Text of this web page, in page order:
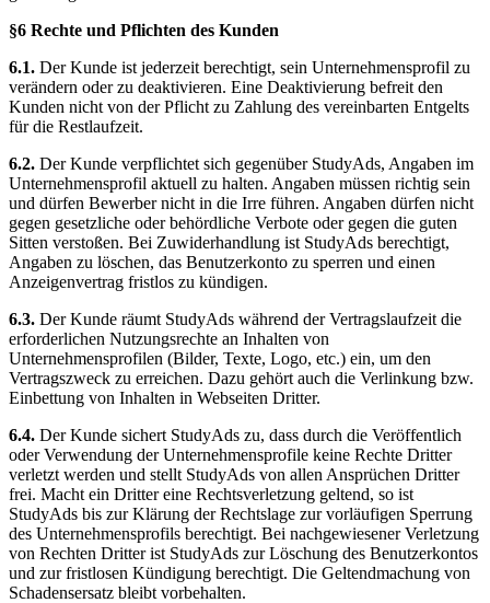
§6 Rechte und Pflichten des Kunden
6.1. Der Kunde ist jederzeit berechtigt, sein Unternehmensprofil zu
verändern oder zu deaktivieren. Eine Deaktivierung befreit den
Kunden nicht von der Pflicht zu Zahlung des vereinbarten Entgelts
für die Restlaufzeit.
6.2. Der Kunde verpflichtet sich gegenüber StudyAds, Angaben im
Unternehmensprofil aktuell zu halten. Angaben müssen richtig sein
und dürfen Bewerber nicht in die Irre führen. Angaben dürfen nicht
gegen gesetzliche oder behördliche Verbote oder gegen die guten
Sitten verstoßen. Bei Zuwiderhandlung ist StudyAds berechtigt,
Angaben zu löschen, das Benutzerkonto zu sperren und einen
Anzeigenvertrag fristlos zu kündigen.
6.3. Der Kunde räumt StudyAds während der Vertragslaufzeit die
erforderlichen Nutzungsrechte an Inhalten von
Unternehmensprofilen (Bilder, Texte, Logo, etc.) ein, um den
Vertragszweck zu erreichen. Dazu gehört auch die Verlinkung bzw.
Einbettung von Inhalten in Webseiten Dritter.
6.4. Der Kunde sichert StudyAds zu, dass durch die Veröffentlich
oder Verwendung der Unternehmensprofile keine Rechte Dritter
verletzt werden und stellt StudyAds von allen Ansprüchen Dritter
frei. Macht ein Dritter eine Rechtsverletzung geltend, so ist
StudyAds bis zur Klärung der Rechtslage zur vorläufigen Sperrung
des Unternehmensprofils berechtigt. Bei nachgewiesener Verletzung
von Rechten Dritter ist StudyAds zur Löschung des Benutzerkontos
und zur fristlosen Kündigung berechtigt. Die Geltendmachung von
Schadensersatz bleibt vorbehalten.